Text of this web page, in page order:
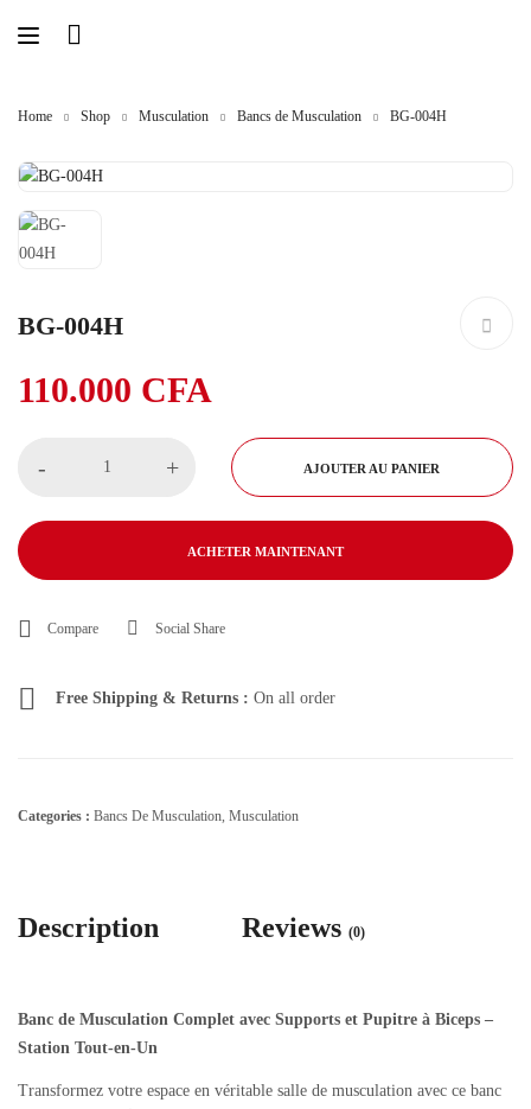
Home Shop Musculation Bancs de Musculation BG-004H
BG-004H
110.000 CFA
- + AJOUTER AU PANIER
ACHETER MAINTENANT
Compare Social Share
Free Shipping & Returns : On all order
Categories : Bancs De Musculation, Musculation
Description Reviews (0)
Banc de Musculation Complet avec Supports et Pupitre à Biceps –
Station Tout-en-Un
Transformez votre espace en véritable salle de musculation avec ce banc